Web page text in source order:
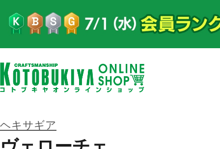
ヘキサギア